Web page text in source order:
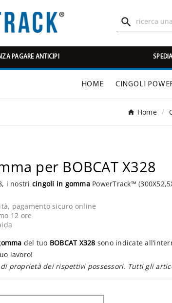

PAGARE ANTICIPI
HOME CINGOLI
Home
per BOBCAT X328
i nostri cingoli in gommaPowerTrack™
pagamento sicuro online
12 ore
del tuo BOBCAT X328 sono indicate
lavoro!
proprietà dei rispettivi possessori. Tutti gli